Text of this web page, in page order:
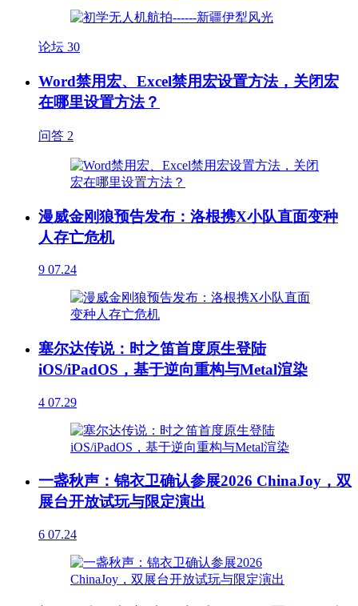
论坛 30
Word禁用宏、Excel禁用宏设置方法，关闭宏
在哪里设置方法？
问答 2
漫威金刚狼预告发布：洛根携X小队直面变种
人存亡危机
9 07.24
塞尔达传说：时之笛首度原生登陆
iOS/iPadOS，基于逆向重构与Metal渲染
4 07.29
一盏秋声：锦衣卫确认参展2026 ChinaJoy，双
展台开放试玩与限定演出
6 07.24